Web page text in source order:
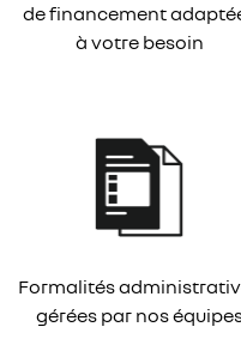
de financement
à votre besoin
Formalités
gérées par nos